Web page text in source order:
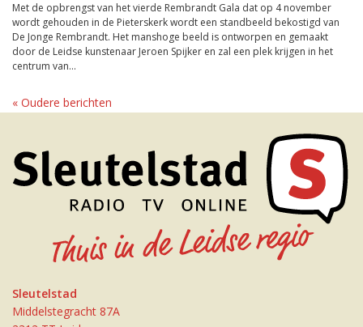
Met de opbrengst van het vierde Rembrandt Gala dat op 4 november
wordt gehouden in de Pieterskerk wordt een standbeeld bekostigd van
De Jonge Rembrandt. Het manshoge beeld is ontworpen en gemaakt
door de Leidse kunstenaar Jeroen Spijker en zal een plek krijgen in het
centrum van...
« Oudere berichten
Sleutelstad
Middelstegracht 87A